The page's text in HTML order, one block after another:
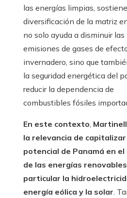
las energías limpias,
diversificación de la matriz
no solo ayuda a disminuir las
emisiones de gases de
invernadero, sino que
la seguridad energética del
reducir la dependencia de
combustibles fósiles
En este contexto,
la relevancia de capitalizar
potencial de Panamá en
de las energías renovables
particular la
energía eólica y la solar.